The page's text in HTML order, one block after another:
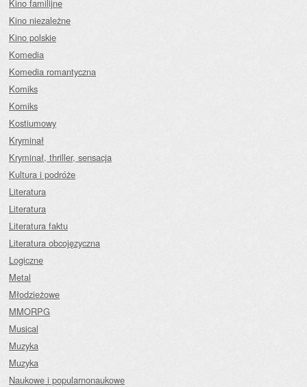
Kino familijne
Kino niezależne
Kino polskie
Komedia
Komedia romantyczna
Komiks
Komiks
Kostiumowy
Kryminał
Kryminał, thriller, sensacja
Kultura i podróże
Literatura
Literatura
Literatura faktu
Literatura obcojęzyczna
Logiczne
Metal
Młodzieżowe
MMORPG
Musical
Muzyka
Muzyka
Naukowe i popularnonaukowe